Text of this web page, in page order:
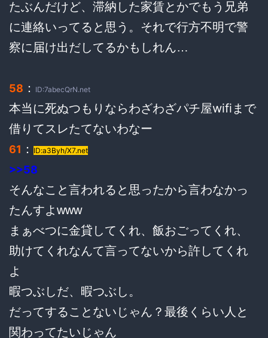
たぶんだけど、滞納した家賃とかでもう兄弟
に連絡いってると思う。それで行方不明で警
察に届け出だしてるかもしれん…
58 ： ID:7abecQrN.net
本当に死ぬつもりならわざわざパチ屋wifiまで
借りてスレたてないわなー
61 ： ID:a3Byh/X7.net
>>58
そんなこと言われると思ったから言わなかっ
たんすよwww
まぁべつに金貸してくれ、飯おごってくれ、
助けてくれなんて言ってないから許してくれ
よ
暇つぶしだ、暇つぶし。
だってすることないじゃん？最後くらい人と
関わってたいじゃん